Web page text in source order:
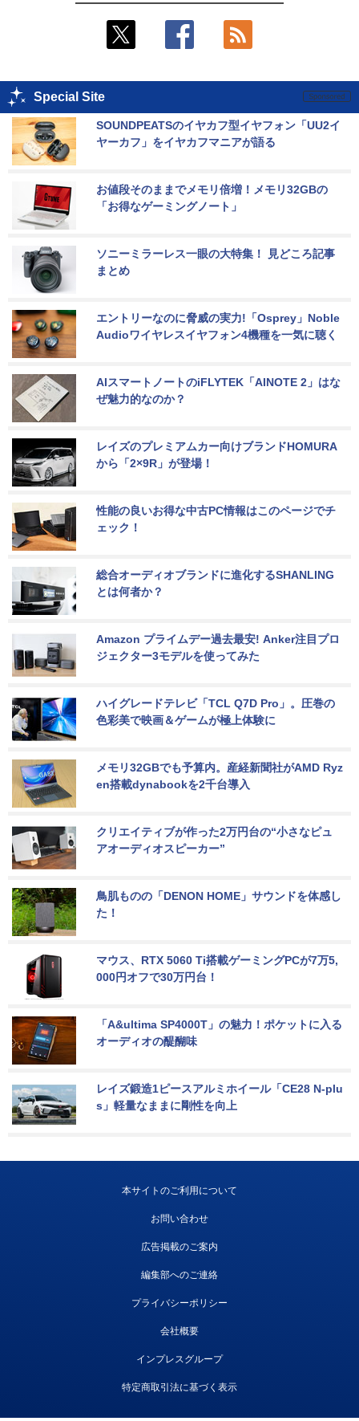
Special Site
SOUNDPEATSのイヤカフ型イヤフォン「UU2イ
ヤーカフ」をイヤカフマニアが語る
お値段そのままでメモリ倍増！メモリ32GBの
「お得なゲーミングノート」
ソニーミラーレス一眼の大特集！ 見どころ記事
まとめ
エントリーなのに脅威の実力!「Osprey」Noble
Audioワイヤレスイヤフォン4機種を一気に聴く
AIスマートノートのiFLYTEK「AINOTE 2」はな
ぜ魅力的なのか？
レイズのプレミアムカー向けブランドHOMURA
から「2×9R」が登場！
性能の良いお得な中古PC情報はこのページでチ
ェック！
総合オーディオブランドに進化するSHANLING
とは何者か？
Amazon プライムデー過去最安! Anker注目プロ
ジェクター3モデルを使ってみた
ハイグレードテレビ「TCL Q7D Pro」。圧巻の
色彩美で映画＆ゲームが極上体験に
メモリ32GBでも予算内。産経新聞社がAMD Ryz
en搭載dynabookを2千台導入
クリエイティブが作った2万円台の“小さなピュ
アオーディオスピーカー”
鳥肌ものの「DENON HOME」サウンドを体感し
た！
マウス、RTX 5060 Ti搭載ゲーミングPCが7万5,
000円オフで30万円台！
「A&ultima SP4000T」の魅力！ポケットに入る
オーディオの醍醐味
レイズ鍛造1ピースアルミホイール「CE28 N-plu
s」軽量なままに剛性を向上
本サイトのご利用について
お問い合わせ
広告掲載のご案内
編集部へのご連絡
プライバシーポリシー
会社概要
インプレスグループ
特定商取引法に基づく表示